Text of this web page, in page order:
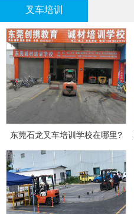
叉车培训
东莞石龙叉车培训学校在哪里?